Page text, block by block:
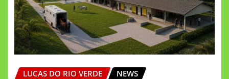
LUCAS DO RIO VERDE NEWS